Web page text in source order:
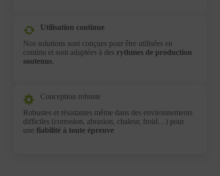
Utilisation continue
Nos solutions sont conçues pour être utilisées en
continu et sont adaptées à des rythmes de production
soutenus.
Conception robuste
Robustes et résistantes même dans des environnements
difficiles (corrosion, abrasion, chaleur, froid…) pour
une fiabilité à toute épreuve